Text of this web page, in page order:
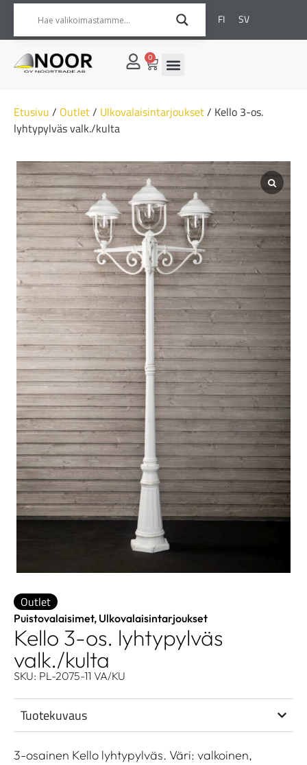
FI SV
0
Etusivu / Outlet/ Ulkovalaisintarjoukset/ Kello 3-os.
lyhtypylväs valk./kulta
Outlet
Puistovalaisimet, Ulkovalaisintarjoukset
Kello 3-os. lyhtypylväs
valk./kulta
SKU: PL-2075-11 VA/KU
Tuotekuvaus
3-osainen Kello lyhtypylväs. Väri: valkoinen,